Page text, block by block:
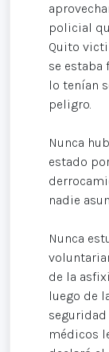
policial
Quito
se estaba
lo tenían
peligro.
Nunca
estado
nadie
Nunca
de la
luego de
médicos